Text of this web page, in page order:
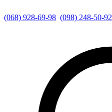
(068) 928-69-98 (098) 248-50-92